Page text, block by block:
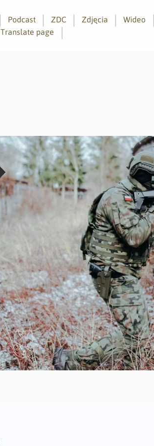
Podcast ZDC Zdjęcia Wideo
Translate page